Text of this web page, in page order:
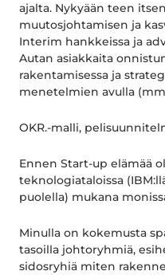
ajalta. Nykyään teen
muutosjohtamisen ja
Interim hankkeissa ja
Autan asiakkaita
rakentamisessa ja
menetelmien avulla
OKR.-malli,
Ennen Start-up elämää
teknologiataloissa
puolella) mukana
Minulla on kokemusta
tasoilla johtoryhmiä,
sidosryhiä miten